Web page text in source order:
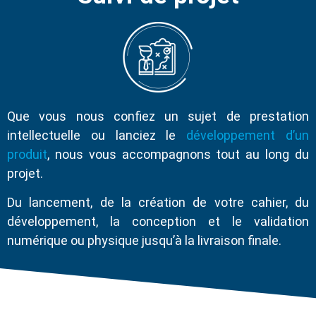
Que vous nous confiez un sujet de prestation
intellectuelle ou lanciez le développement d’un
produit, nous vous accompagnons tout au long du
projet.
Du lancement, de la création de votre cahier, du
développement, la conception et le validation
numérique ou physique jusqu’à la livraison finale.